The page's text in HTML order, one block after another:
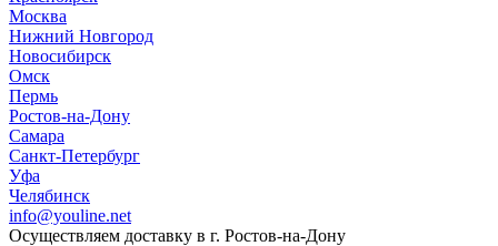
Москва
Нижний Новгород
Новосибирск
Омск
Пермь
Ростов-на-Дону
Самара
Санкт-Петербург
Уфа
Челябинск
info@youline.net
Осуществляем доставку в г. Ростов-на-Дону